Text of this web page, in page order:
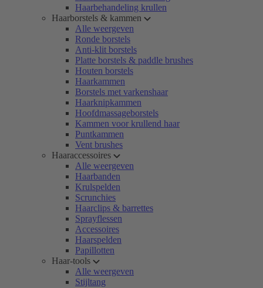
Haarbehandeling krullen
Haarborstels & kammen
Alle weergeven
Ronde borstels
Anti-klit borstels
Platte borstels & paddle brushes
Houten borstels
Haarkammen
Borstels met varkenshaar
Haarknipkammen
Hoofdmassageborstels
Kammen voor krullend haar
Puntkammen
Vent brushes
Haaraccessoires
Alle weergeven
Haarbanden
Krulspelden
Scrunchies
Haarclips & barrettes
Sprayflessen
Accessoires
Haarspelden
Papillotten
Haar-tools
Alle weergeven
Stijltang